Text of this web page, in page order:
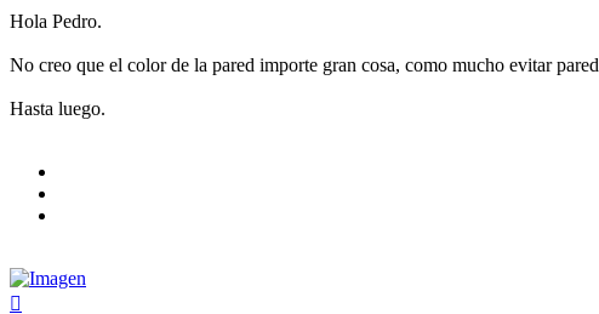
Hola Pedro.
No creo que el color de la pared importe gran cosa, como mucho evitar
Hasta luego.